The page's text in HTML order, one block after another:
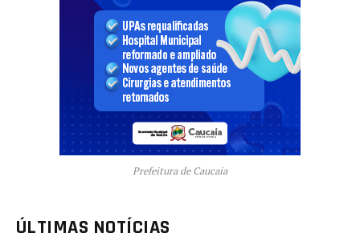
Prefeitura de Caucaia
ÚLTIMAS NOTÍCIAS